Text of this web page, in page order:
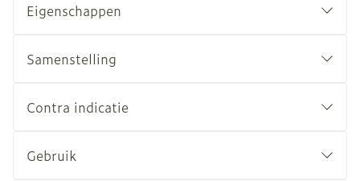
Eigenschappen
Samenstelling
Contra indicatie
Gebruik